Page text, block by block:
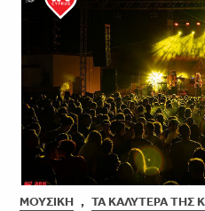
ΜΟΥΣΙΚΉ , ΤΑ ΚΑΛΎΤΕΡΑ ΤΗΣ